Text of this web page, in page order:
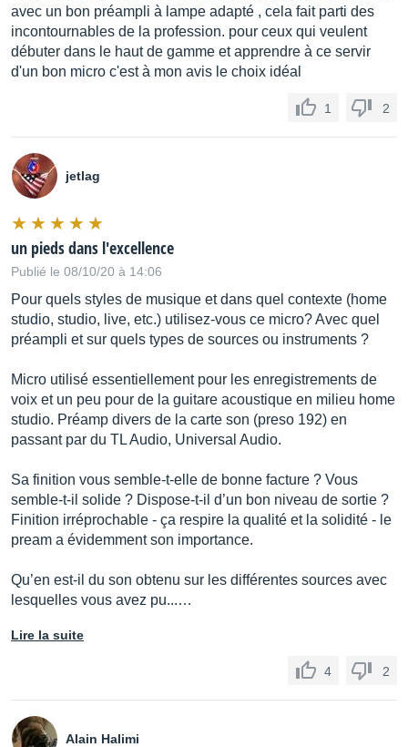
Source : Neumann
Distribué parsennheiserfr
avec un bon préampli à lampe adapté , cela fait parti des
incontournables de la profession. pour ceux qui veulent
débuter dans le haut de gamme et apprendre à ce servir
d'un bon micro c'est à mon avis le choix idéal
1 2
jetlag
un pieds dans l'excellence
Publié le 08/10/20 à 14:06
Pour quels styles de musique et dans quel contexte (home
studio, studio, live, etc.) utilisez-vous ce micro? Avec quel
préampli et sur quels types de sources ou instruments ?
Micro utilisé essentiellement pour les enregistrements de
voix et un peu pour de la guitare acoustique en milieu home
studio. Préamp divers de la carte son (preso 192) en
passant par du TL Audio, Universal Audio.
Sa finition vous semble-t-elle de bonne facture ? Vous
semble-t-il solide ? Dispose-t-il d’un bon niveau de sortie ?
Finition irréprochable - ça respire la qualité et la solidité - le
pream a évidemment son importance.
Qu’en est-il du son obtenu sur les différentes sources avec
lesquelles vous avez pu...…
Lire la suite
4 2
Alain Halimi